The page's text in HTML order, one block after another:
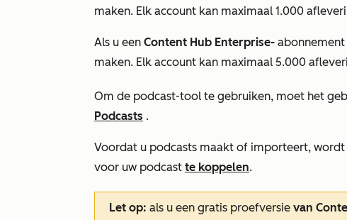
maken. Elk account kan maximaal 1.000
Als u een Content Hub Enterprise-
maken. Elk account kan maximaal 5.000
Om de podcast-tool te gebruiken, moet het
Podcasts .
Voordat u podcasts maakt of importeert, wordt
voor uw podcast te koppelen.
Let op: als u een gratis proefversie van